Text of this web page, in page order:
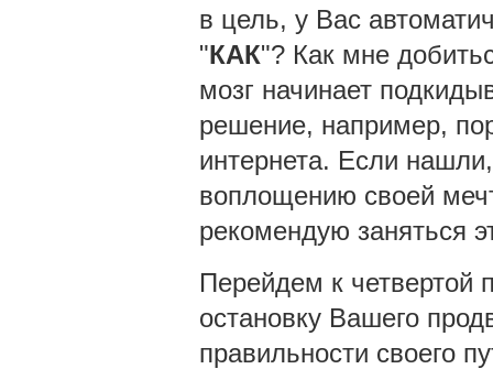
в цель, у Вас
"КАК"? Как мне
мозг начинает
решение, например,
интернета. Если
воплощению своей
рекомендую заняться
Перейдем к четвертой
остановку Вашего
правильности своего